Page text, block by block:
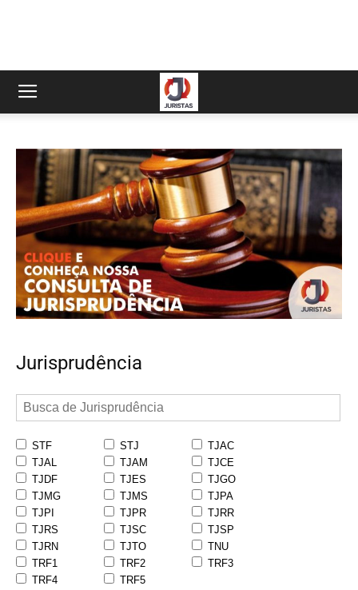
Jurisprudência
STF STJ
TJAC
TJAL
TJAM
TJCE
TJDF
TJES
TJGO
TJMG
TJMS
TJPA
TJPI
TJPR
TJRR
TJRS
TJSC
TJSP
TJRN
TJTO
TNU
TRF1
TRF2
TRF3
TRF4
TRF5